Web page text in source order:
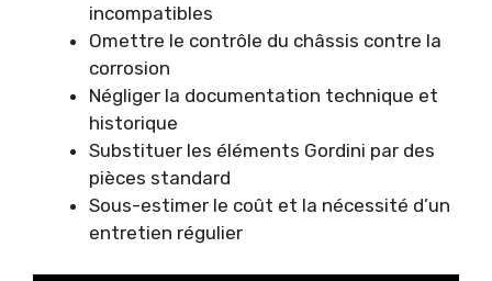
incompatibles
Omettre le contrôle du châssis contre la
corrosion
Négliger la documentation technique et
historique
Substituer les éléments Gordini par des
pièces standard
Sous-estimer le coût et la nécessité d’un
entretien régulier